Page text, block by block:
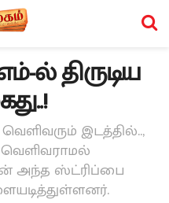
ல் திருடிய
இடத்தில்..,
அந்த ஸ்ட்ரிப்பை